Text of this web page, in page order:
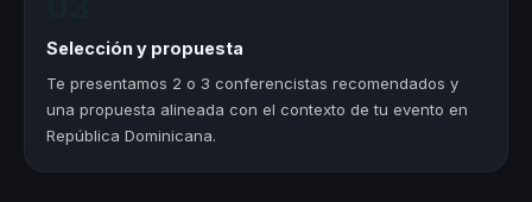
Selección y propuesta
Te presentamos 2 o 3 conferencistas recomendados y
una propuesta alineada con el contexto de tu evento en
República Dominicana.